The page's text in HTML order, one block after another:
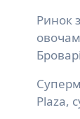
Ринок
Plaza,